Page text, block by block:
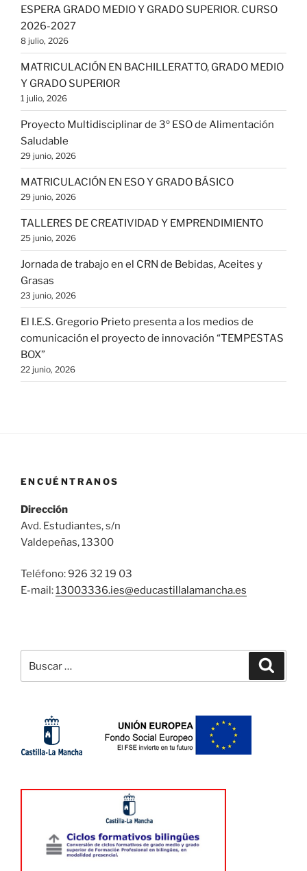
ESPERA GRADO MEDIO Y GRADO SUPERIOR. CURSO
2026-2027
8 julio, 2026
MATRICULACIÓN EN BACHILLERATTO, GRADO MEDIO
Y GRADO SUPERIOR
1 julio, 2026
Proyecto Multidisciplinar de 3º ESO de Alimentación
Saludable
29 junio, 2026
MATRICULACIÓN EN ESO Y GRADO BÁSICO
29 junio, 2026
TALLERES DE CREATIVIDAD Y EMPRENDIMIENTO
25 junio, 2026
Jornada de trabajo en el CRN de Bebidas, Aceites y
Grasas
23 junio, 2026
El I.E.S. Gregorio Prieto presenta a los medios de
comunicación el proyecto de innovación “TEMPESTAS
BOX”
22 junio, 2026
ENCUÉNTRANOS
Dirección
Avd. Estudiantes, s/n
Valdepeñas, 13300
Teléfono: 926 32 19 03
E-mail:13003336.ies@educastillalamancha.es
por: